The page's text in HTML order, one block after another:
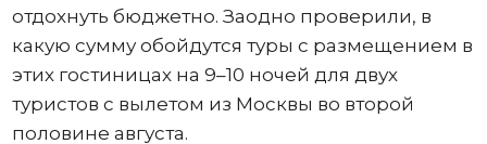
отдохнуть бюджетно. Заодно проверили, в
какую сумму обойдутся туры с размещением в
этих гостиницах на 9–10 ночей для двух
туристов с вылетом из Москвы во второй
половине августа.